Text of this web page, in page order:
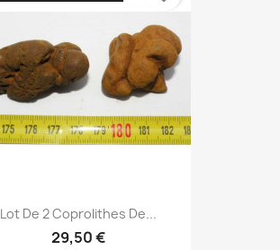
Lot De 2 Coprolithes De...
29,50 €